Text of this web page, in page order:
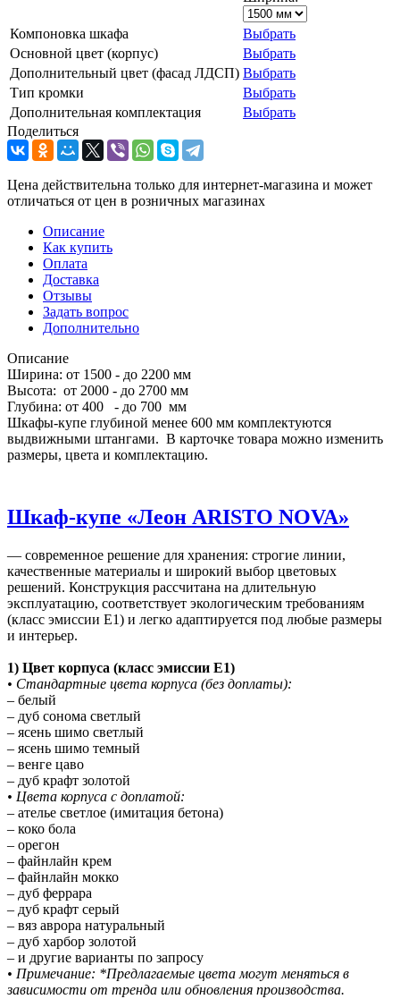
Компоновка шкафа
Выбрать
Основной цвет (корпус)
Выбрать
Дополнительный цвет (фасад ЛДСП) Выбрать
Тип кромки
Выбрать
Дополнительная комплектация
Выбрать
Поделиться
Цена действительна только для интернет-магазина и может
отличаться от цен в розничных магазинах
Описание
Как купить
Оплата
Доставка
Отзывы
Задать вопрос
Дополнительно
Описание
Ширина: от 1500 - до 2200 мм
Высота: от 2000 - до 2700 мм
Глубина: от 400 - до 700 мм
Шкафы-купе глубиной менее 600 мм комплектуются
выдвижными штангами. В карточке товара можно изменить
размеры, цвета и комплектацию.
Шкаф-купе «Леон ARISTO NOVA»
— современное решение для хранения: строгие линии,
качественные материалы и широкий выбор цветовых
решений. Конструкция рассчитана на длительную
эксплуатацию, соответствует экологическим требованиям
(класс эмиссии E1) и легко адаптируется под любые размеры
и интерьер.
1) Цвет корпуса (класс эмиссии E1)
• Стандартные цвета корпуса (без доплаты):
– белый
– дуб сонома светлый
– ясень шимо светлый
– ясень шимо темный
– венге цаво
– дуб крафт золотой
• Цвета корпуса с доплатой:
– ателье светлое (имитация бетона)
– коко бола
– орегон
– файнлайн крем
– файнлайн мокко
– дуб феррара
– дуб крафт серый
– вяз аврора натуральный
– дуб харбор золотой
– и другие варианты по запросу
• Примечание: *Предлагаемые цвета могут меняться в
зависимости от тренда или обновления производства.